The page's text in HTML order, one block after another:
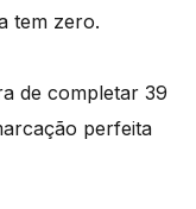
tem zero.
de completar 39
perfeita